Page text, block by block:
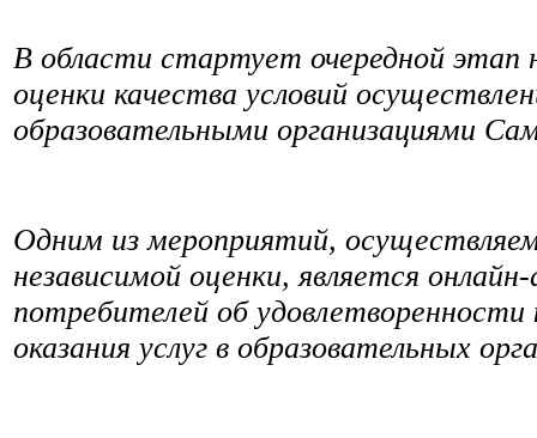
В области стартует очередной этап
оценки качества условий
образовательными организациями
Одним из мероприятий,
независимой оценки, является
потребителей об удовлетворенности
оказания услуг в образовательных